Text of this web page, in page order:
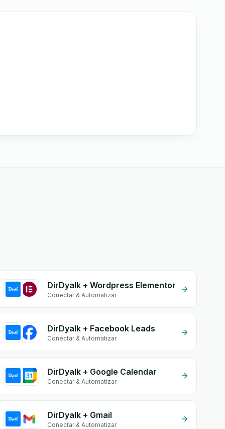
DirDyalk + Wordpress Elementor
Conectar & Automatizar
DirDyalk + Facebook Leads
Conectar & Automatizar
DirDyalk + Google Calendar
Conectar & Automatizar
DirDyalk + Gmail
Conectar & Automatizar